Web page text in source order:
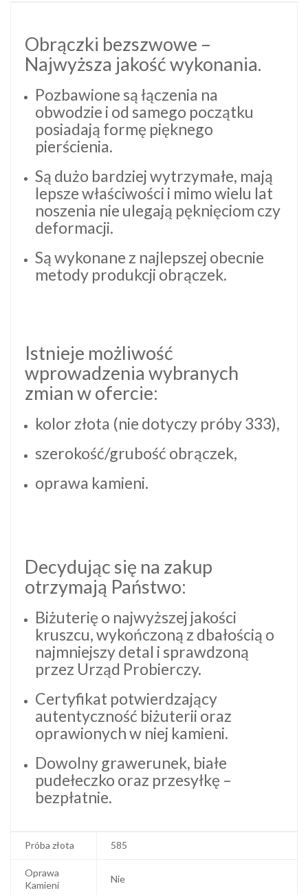
Obrączki bezszwowe –
Najwyższa jakość wykonania.
Pozbawione są łączenia na
obwodzie i od samego początku
posiadają formę pięknego
pierścienia.
Są dużo bardziej wytrzymałe, mają
lepsze właściwości i mimo wielu lat
noszenia nie ulegają pęknięciom czy
deformacji.
Są wykonane z najlepszej obecnie
metody produkcji obrączek.
Istnieje możliwość
wprowadzenia wybranych
zmian w ofercie:
kolor złota (nie dotyczy próby 333),
szerokość/grubość obrączek,
oprawa kamieni.
Decydując się na zakup
otrzymają Państwo:
Biżuterię o najwyższej jakości
kruszcu, wykończoną z dbałością o
najmniejszy detal i sprawdzoną
przez Urząd Probierczy.
Certyfikat potwierdzający
autentyczność biżuterii oraz
oprawionych w niej kamieni.
Dowolny grawerunek, białe
pudełeczko oraz przesyłkę –
bezpłatnie.
Próba złota 585
Oprawa
Kamieni
Nie